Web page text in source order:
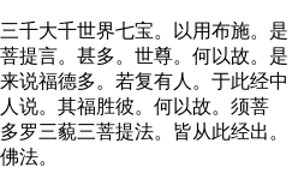
千大千世界七宝。以用布施。是
提言。甚多。世尊。何以故。是
说福德多。若复有人。于此经中
说。其福胜彼。何以故。须菩
罗三藐三菩提法。皆从此经出。
法。